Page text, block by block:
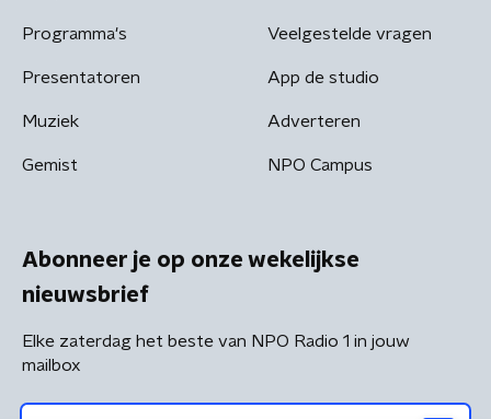
Programma's
Presentatoren
Muziek
Gemist
Veelgestelde vragen
App de studio
Adverteren
NPO Campus
Abonneer je op onze wekelijkse
nieuwsbrief
Elke zaterdag het beste van NPO Radio 1 in jouw
mailbox